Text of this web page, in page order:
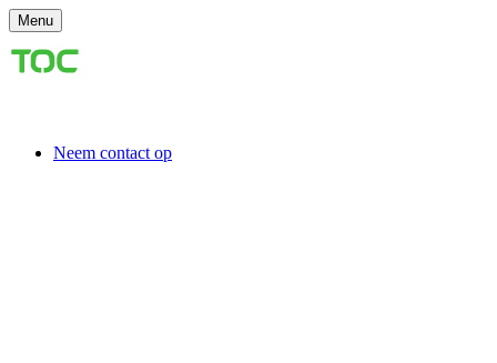
Menu
Neem contact op